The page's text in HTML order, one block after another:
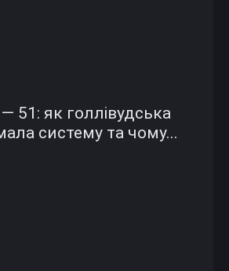
51: як голлівудська
систему та чому...